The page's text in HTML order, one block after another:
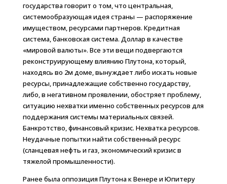
государства говорит о том, что центральная,
системообразующая идея страны — распоряжение
имуществом, ресурсами партнеров. Кредитная
система, банковская система. Доллар в качестве
«мировой валюты». Все эти вещи подвергаются
реконструирующему влиянию Плутона, который,
находясь во 2м доме, вынуждает либо искать новые
ресурсы, принадлежащие собственно государству,
либо, в негативном проявлении, обостряет проблему,
ситуацию нехватки именно собственных ресурсов для
поддержания системы материальных связей.
Банкротство, финансовый кризис. Нехватка ресурсов.
Неудачные попытки найти собственный ресурс
(сланцевая нефть и газ, экономический кризис в
тяжелой промышленности).
Ранее была оппозиция Плутона к Венере и Юпитеру